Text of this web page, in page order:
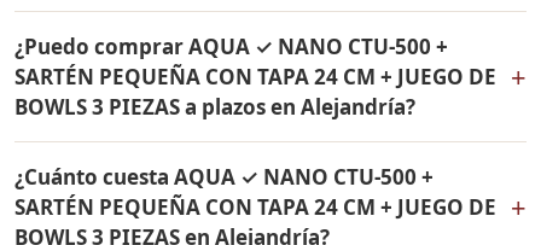
Ware fabricados en acero inoxidable quirúrgico 18/10.
24 CM + JUEGO DE BOWLS 3 PIEZAS tiene un 38% de
descuento. Contáctame por WhatsApp para conocer el
precio actual. Aplica para Alejandría y todo Colombia.
¿Puedo comprar AQUA ✓ NANO CTU-500 +
SARTÉN PEQUEÑA CON TAPA 24 CM + JUEGO DE
BOWLS 3 PIEZAS a plazos en Alejandría?
+
PEQUEÑA CON TAPA 24 CM + JUEGO DE BOWLS 3
PIEZAS con solo el 10% de inicial y pagar en cuotas
¿Cuánto cuesta AQUA ✓ NANO CTU-500 +
SARTÉN PEQUEÑA CON TAPA 24 CM + JUEGO DE
BOWLS 3 PIEZAS en Alejandría?
+